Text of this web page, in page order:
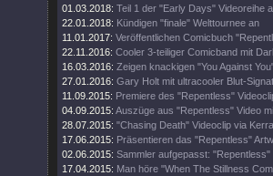
01.03.2018: Teil 1 der "Early Days" Videoreihe
22.01.2018: Kündigen "finale" Welttournee an
11.01.2017: Veröffentlichen Comicbuch
22.11.2016: Cooler 3-teiliger Comicband mit
16.03.2016: Zeigen knackigen "You Against
27.01.2016: Gary Holt mit ultracooler Blut-
11.09.2015: Premiere des "Repentless"
04.09.2015: Auszüge aus "Repentless" Video
28.07.2015: "Chasing Death" Videoclip via
17.06.2015: Präsentieren das "Repentless"
02.06.2015: Sammler aufgepasst: "Repentless"
17.04.2015: Man höre "When The Stillness